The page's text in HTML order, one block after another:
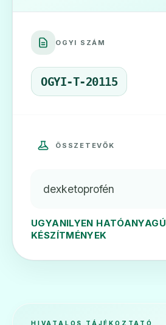
🩹
Ár: —
ADATLAP
oldathoz
OGYI SZÁM
OGYI-T-20115
ÖSSZETEVŐK
dexketoprofén
UGYANILYEN HATÓANYAGÚ
KÉSZÍTMÉNYEK
HIVATALOS TÁJÉKOZTATÓ